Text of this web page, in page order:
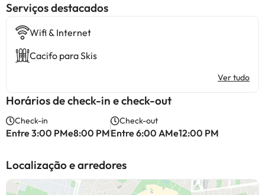
Serviços destacados
Wifi & Internet
Cacifo para Skis
Ver tudo
Horários de check-in e check-out
Check-in
Entre 3:00 PMe8:00 PM
Check-out
Entre 6:00 AMe12:00 PM
Localização e arredores